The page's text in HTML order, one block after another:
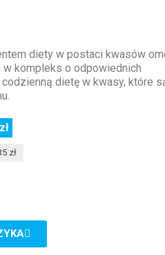
diety w postaci kwasów
kompleks o odpowiednich
dietę w kwasy, które
zł